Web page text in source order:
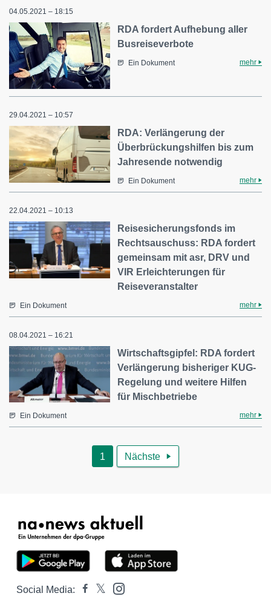
04.05.2021 – 18:15
RDA fordert Aufhebung aller
Busreiseverbote
Ein Dokument mehr
29.04.2021 – 10:57
RDA: Verlängerung der
Überbrückungshilfen bis zum
Jahresende notwendig
Ein Dokument mehr
22.04.2021 – 10:13
Reisesicherungsfonds im
Rechtsauschuss: RDA fordert
gemeinsam mit asr, DRV und
VIR Erleichterungen für
Reiseveranstalter
Ein Dokument mehr
08.04.2021 – 16:21
Wirtschaftsgipfel: RDA fordert
Verlängerung bisheriger KUG-
Regelung und weitere Hilfen
für Mischbetriebe
Ein Dokument mehr
1 Nächste 
Social Media: